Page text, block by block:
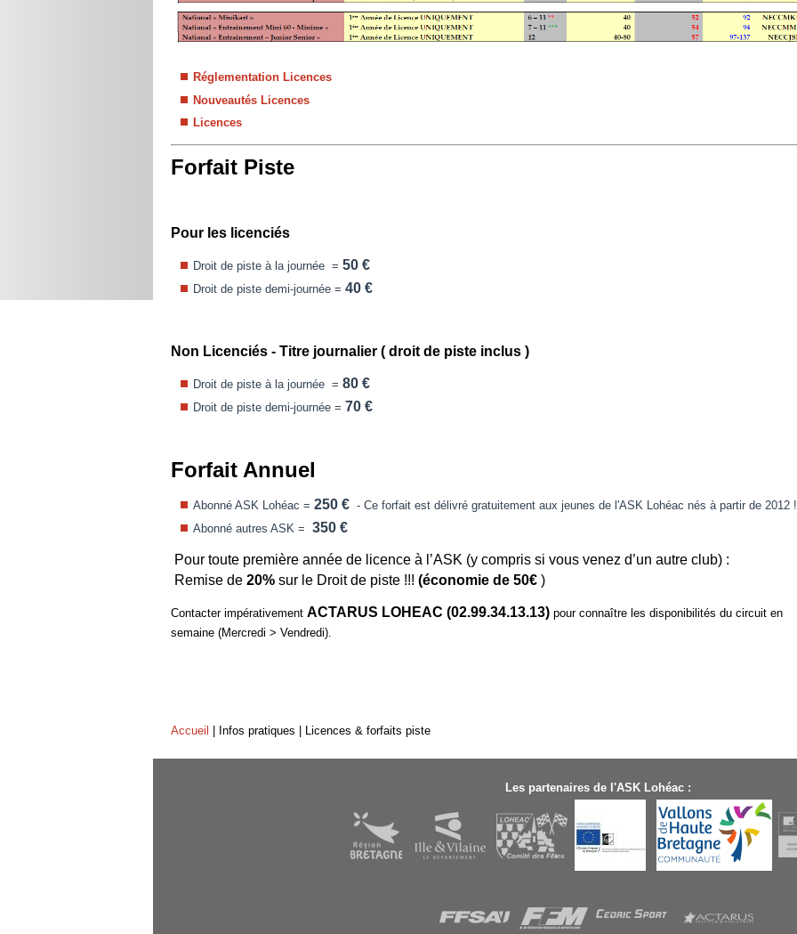
Réglementation Licences
Nouveautés Licences
Licences
Forfait Piste
Pour les licenciés
Droit de piste à la journée = 50 €
Droit de piste demi-journée = 40 €
Non Licenciés - Titre journalier ( droit de piste inclus )
Droit de piste à la journée = 80 €
Droit de piste demi-journée = 70 €
Forfait Annuel
Abonné ASK Lohéac = 250 € - Ce forfait est délivré gratuitement aux jeunes de l'ASK Lohéac nés à partir de 2012 !
Abonné autres ASK = 350 €
Pour toute première année de licence à l’ASK (y compris si vous venez d’un autre club) :
Remise de 20% sur le Droit de piste !!! (économie de 50€ )
Contacter impérativement ACTARUS LOHEAC (02.99.34.13.13) pour connaître les disponibilités du circuit en
semaine (Mercredi > Vendredi).
Accueil Infos pratiques Licences & forfaits piste
Les partenaires de l'ASK Lohéac :